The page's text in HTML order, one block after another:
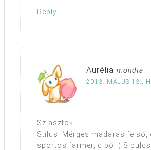
Reply
Aurélia mondta
2013. MÁJUS 13.,
Sziasztok!
Stílus: Mérges madaras felső,
sportos farmer, cipő :) S